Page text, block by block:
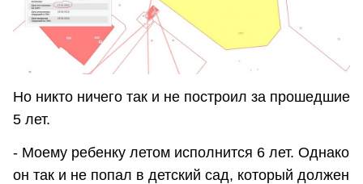
Но никто ничего так и не построил за прошедшие
5 лет.
- Моему ребенку летом исполнится 6 лет. Однако
он так и не попал в детский сад, который должен